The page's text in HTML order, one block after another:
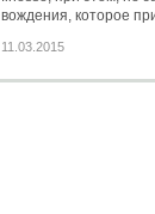
вождения, которое
11.03.2015